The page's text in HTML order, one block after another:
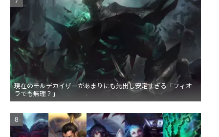
現在のモルデカイザーがあまりにも先出し安定すぎる「フィオ
ラでも無理？」